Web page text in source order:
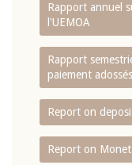
Rapport annuel
l'UEMOA
Rapport
paiement
Report on
Report on